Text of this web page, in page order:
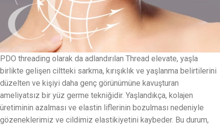
PDO threading olarak da adlandırılan Thread elevate, yaşla
birlikte gelişen ciltteki sarkma, kırışıklık ve yaşlanma belirtilerini
düzelten ve kişiyi daha genç görünümüne kavuşturan
ameliyatsız bir yüz germe tekniğidir. Yaşlandıkça, kolajen
üretiminin azalması ve elastin liflerinin bozulması nedeniyle
gözeneklerimiz ve cildimiz elastikiyetini kaybeder. Bu durum,